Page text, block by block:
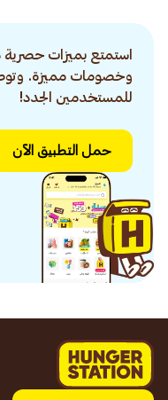
استمتع بميزات
وخصومات مميزة.
للمستخدمين الجدد!
حمل التطبيق الآن